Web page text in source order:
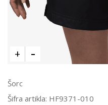
Šorc
Šifra artikla: HF9371-010